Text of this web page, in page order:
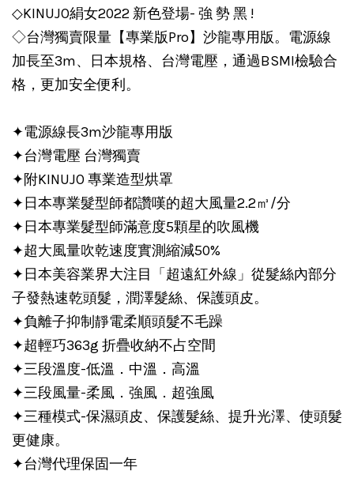
◇KINUJO絹女2022 新色登場- 強 勢 黑 !
◇台灣獨賣限量【專業版Pro】沙龍專用版。電源線
加長至3m、日本規格、台灣電壓，通過BSMI檢驗合
格，更加安全便利。
✦電源線長3m沙龍專用版
✦台灣電壓 台灣獨賣
✦附KINUJO 專業造型烘罩
✦日本專業髮型師都讚嘆的超大風量2.2㎥/分
✦日本專業髮型師滿意度5顆星的吹風機
✦超大風量吹乾速度實測縮減50%
✦日本美容業界大注目「超遠紅外線」從髮絲內部分
子發熱速乾頭髮，潤澤髮絲、保護頭皮。
✦負離子抑制靜電柔順頭髮不毛躁
✦超輕巧363g 折疊收納不占空間
✦三段溫度-低溫．中溫．高溫
✦三段風量-柔風．強風．超強風
✦三種模式-保濕頭皮、保護髮絲、提升光澤、使頭髮
更健康。
✦台灣代理保固一年